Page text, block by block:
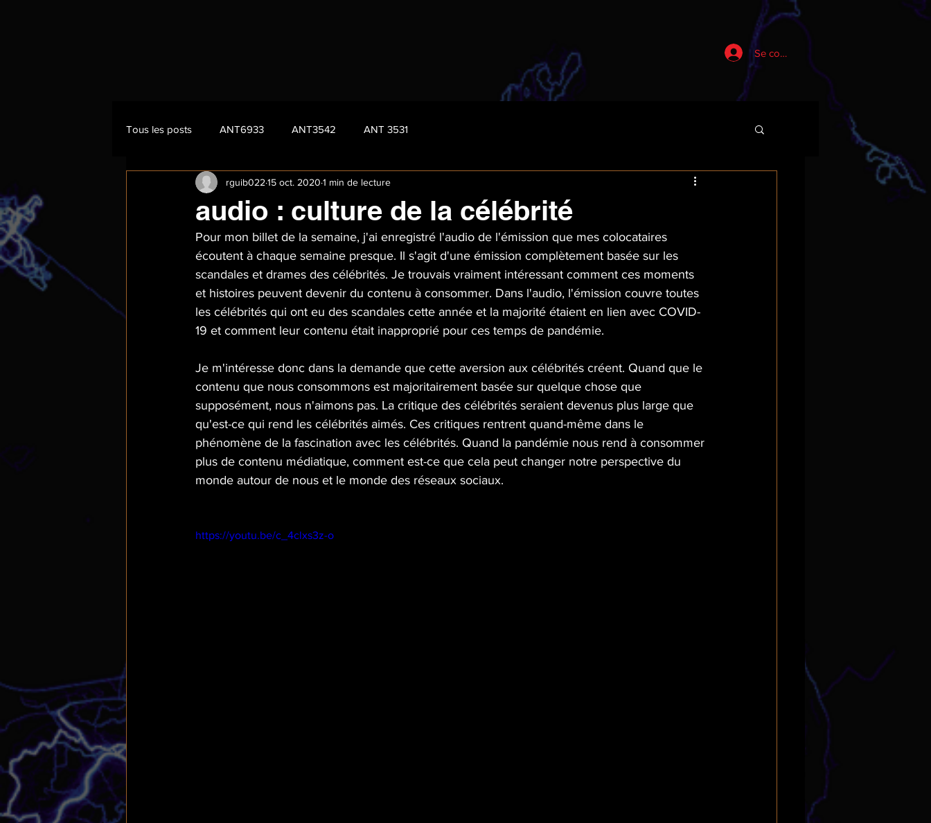
Se connecter
Tous les posts ANT6933 ANT3542 ANT 3531
audio : culture de la célébrité
rguib022 15 oct. 2020 1 min de lecture
Pour mon billet de la semaine, j'ai enregistré l'audio de l'émission que mes colocataires
écoutent à chaque semaine presque. Il s'agit d'une émission complètement basée sur les
scandales et drames des célébrités. Je trouvais vraiment intéressant comment ces moments
et histoires peuvent devenir du contenu à consommer. Dans l'audio, l'émission couvre toutes
les célébrités qui ont eu des scandales cette année et la majorité étaient en lien avec COVID-
19 et comment leur contenu était inapproprié pour ces temps de pandémie.
Je m'intéresse donc dans la demande que cette aversion aux célébrités créent. Quand que le
contenu que nous consommons est majoritairement basée sur quelque chose que
supposément, nous n'aimons pas. La critique des célébrités seraient devenus plus large que
qu'est-ce qui rend les célébrités aimés. Ces critiques rentrent quand-même dans le
phénomène de la fascination avec les célébrités. Quand la pandémie nous rend à consommer
plus de contenu médiatique, comment est-ce que cela peut changer notre perspective du
monde autour de nous et le monde des réseaux sociaux.
https://youtu.be/c_4clxs3z-o